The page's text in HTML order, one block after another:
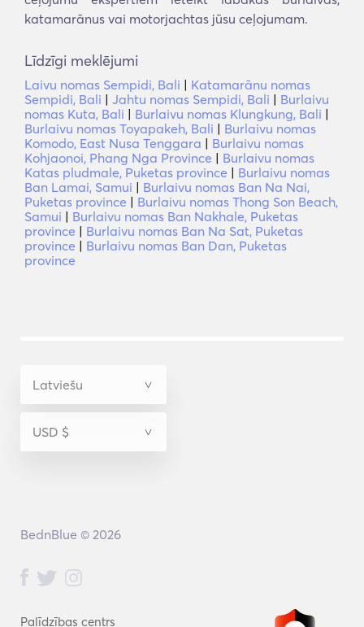
katamarānus vai motorjachtas jūsu ceļojumam.
Līdzīgi meklējumi
Laivu nomas Sempidi, Bali | Katamarānu nomas
Sempidi, Bali | Jahtu nomas Sempidi, Bali | Burlaivu
nomas Kuta, Bali | Burlaivu nomas Klungkung, Bali |
Burlaivu nomas Toyapakeh, Bali | Burlaivu nomas
Komodo, East Nusa Tenggara | Burlaivu nomas
Kohjaonoi, Phang Nga Province | Burlaivu nomas
Katas pludmale, Puketas province | Burlaivu nomas
Ban Lamai, Samui | Burlaivu nomas Ban Na Nai,
Puketas province | Burlaivu nomas Thong Son Beach,
Samui | Burlaivu nomas Ban Nakhale, Puketas
province | Burlaivu nomas Ban Na Sat, Puketas
province | Burlaivu nomas Ban Dan, Puketas
province
Palīdzības centrs
BednBlue © 2026